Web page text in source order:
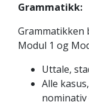
Grammatikk:
Grammatikken
Modul 1 og
Uttale,
Alle